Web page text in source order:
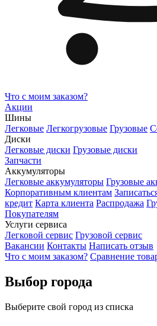
Что с моим заказом?
Акции
Шины
Легковые Легкогрузовые Грузовые
Диски
Легковые диски Грузовые диски
Запчасти
Аккумуляторы
Легковые аккумуляторы Грузовые
Корпоративным клиентам
кредит Карта клиента Распродажа
Покупателям
Услуги сервиса
Легковой сервис Грузовой сервис
Вакансии Контакты Написать отзыв
Что с моим заказом? Сравнение
Выбор города
Выберите свой город из списка